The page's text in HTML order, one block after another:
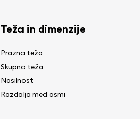
prikaz zunanje temperature
čistilec zadnjega stekla
Teža in dimenzije
Prazna teža
Skupna teža
Nosilnost
Razdalja med osmi